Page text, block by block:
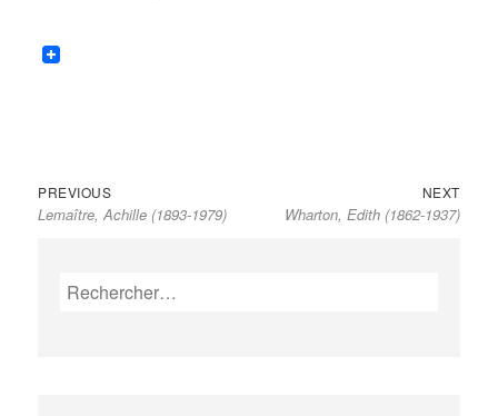
Navigation
de
PREVIOUSPrevious
post:
Lemaître, Achille (1893-1979)
NEXTNext
post:
Wharton, Edith (1862-1937)
Rechercher :